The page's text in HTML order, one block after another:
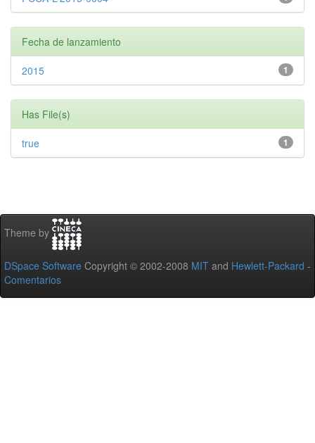
Fecha de lanzamiento
1
2015
Has File(s)
1
true
Theme by
DSpace Software Copyright © 2002-2008 MIT and Hewlett-Packard -
Comentarios